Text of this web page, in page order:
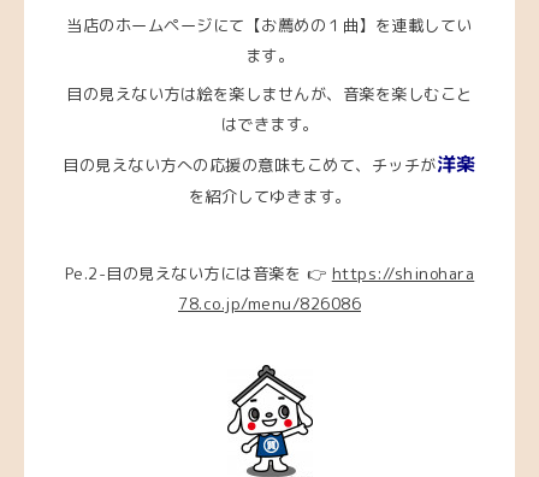
当店のホームページにて【お薦めの１曲】を連載してい
ます。
目の見えない方は絵を楽しませんが、音楽を楽しむこと
はできます。
目の見えない方への応援の意味もこめて、チッチが洋楽
を紹介してゆきます。
Pe.2-目の見えない方には音楽を 👉 https://shinohara
78.co.jp/menu/826086